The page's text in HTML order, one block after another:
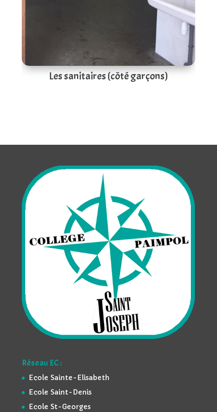
Les sanitaires (côté garçons)
Réseau EC :
Ecole Sainte-Elisabeth
Ecole Saint-Denis
Ecole St-Georges